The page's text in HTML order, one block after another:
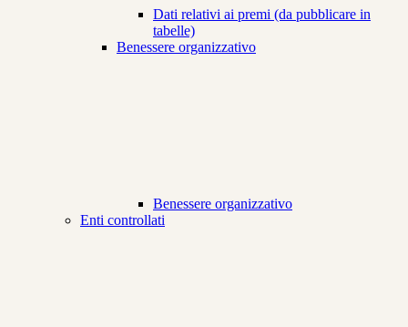
Dati relativi ai premi (da pubblicare in
tabelle)
Benessere organizzativo
Benessere organizzativo
Enti controllati